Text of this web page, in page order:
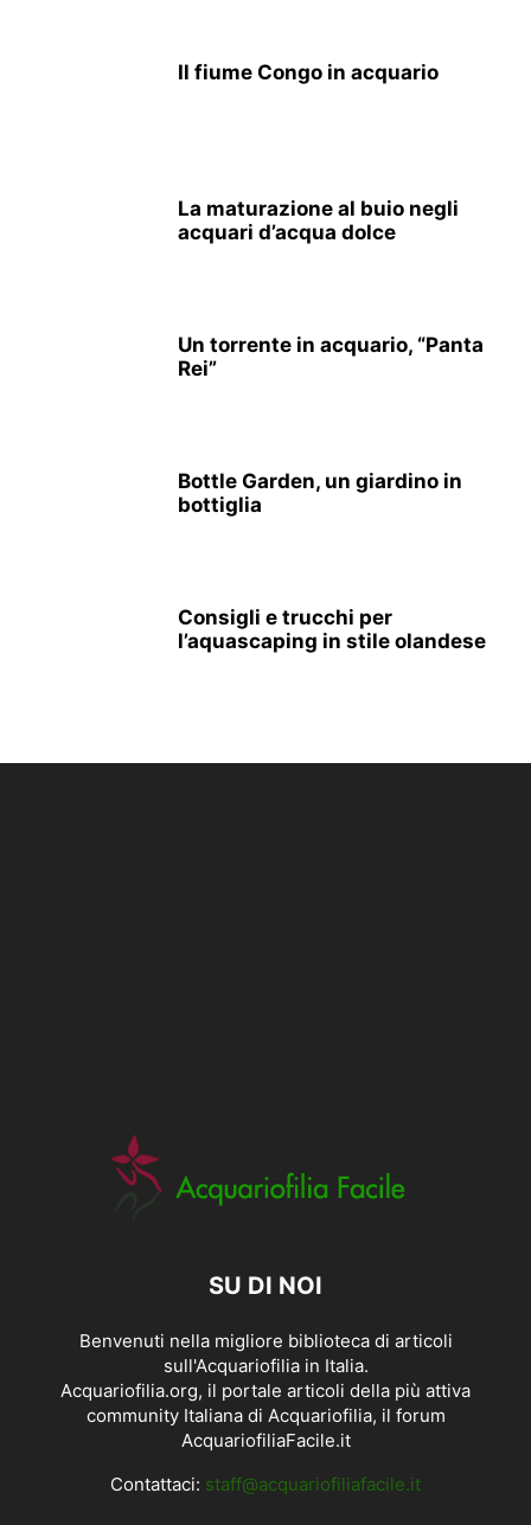
Il fiume Congo in acquario
La maturazione al buio negli
acquari d’acqua dolce
Un torrente in acquario, “Panta
Rei”
Bottle Garden, un giardino in
bottiglia
Consigli e trucchi per
l’aquascaping in stile olandese
SU DI NOI
Benvenuti nella migliore biblioteca di articoli
sull'Acquariofilia in Italia.
Acquariofilia.org, il portale articoli della più attiva
community Italiana di Acquariofilia, il forum
AcquariofiliaFacile.it
Contattaci: staff@acquariofiliafacile.it